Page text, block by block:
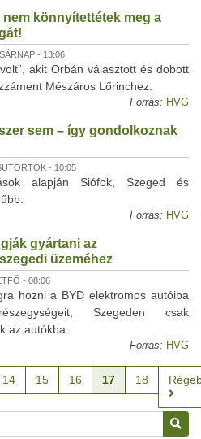
könnyítettétek meg a
- 13:06
akit Orbán választott és dobott
Mészáros Lőrinchez.
Forrás: HVG
sem – így gondolkoznak
- 10:05
alapján Siófok, Szeged és
Forrás: HVG
gyártani az
üzeméhez
- 08:06
hozni a BYD elektromos autóiba
Szegeden csak
az autókba.
Forrás: HVG
14 15 16 17 18